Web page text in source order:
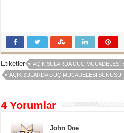
Etiketler
AÇIK SULARDA GÜÇ MÜCADELESI
AÇIK SULARDA GÜÇ MÜCADELESI SUNUSU
4 Yorumlar
John Doe